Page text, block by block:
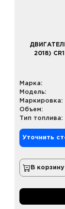
2018)
Марка:
Модель:
Маркировка:
Объем:
Тип топлива:
Уточнить
В корзину